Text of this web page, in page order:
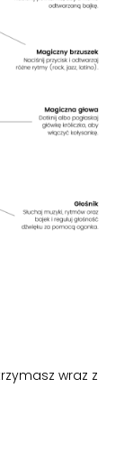
wraz z